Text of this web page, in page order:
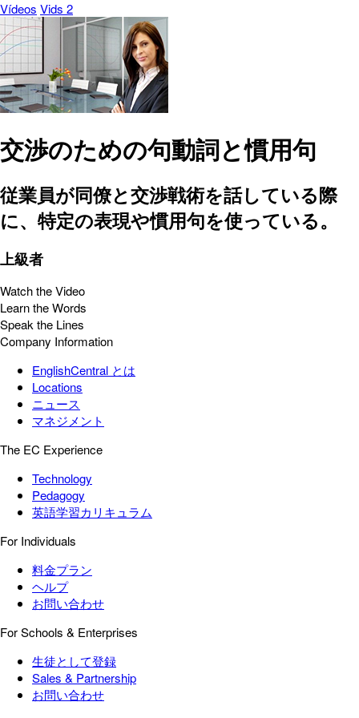
Vídeos Vids 2
交渉のための句動詞と慣用句
従業員が同僚と交渉戦術を話している際
に、特定の表現や慣用句を使っている。
上級者
Watch the Video
Learn the Words
Speak the Lines
Company Information
EnglishCentral とは
Locations
ニュース
マネジメント
The EC Experience
Technology
Pedagogy
英語学習カリキュラム
For Individuals
料金プラン
ヘルプ
お問い合わせ
For Schools & Enterprises
生徒として登録
Sales & Partnership
お問い合わせ